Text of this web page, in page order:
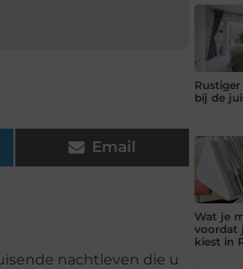
Email
nachtleven die u
bij de
Wat je
voordat
kiest in